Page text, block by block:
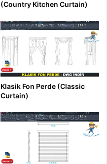
(Country Kitchen Curtain)
Klasik Fon Perde (Classic
Curtain)